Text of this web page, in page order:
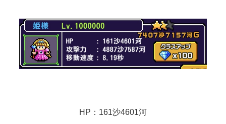
HP：161沙4601河